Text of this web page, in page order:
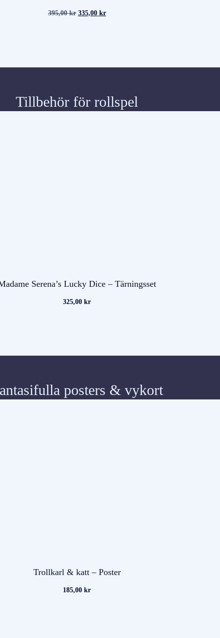
395,00kr 335,00 kr
Tillbehör för rollspel
Serena’s Lucky Dice – Tärningsset
325,00kr
posters & vykort
Trollkarl & katt – Poster
185,00kr